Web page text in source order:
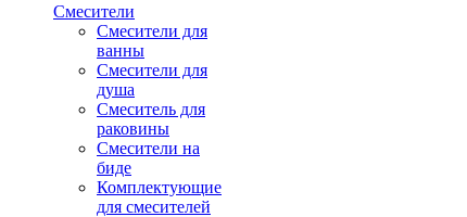
Смесители
Смесители для
ванны
Смесители для
душа
Смеситель для
раковины
Смесители на
биде
Комплектующие
для смесителей